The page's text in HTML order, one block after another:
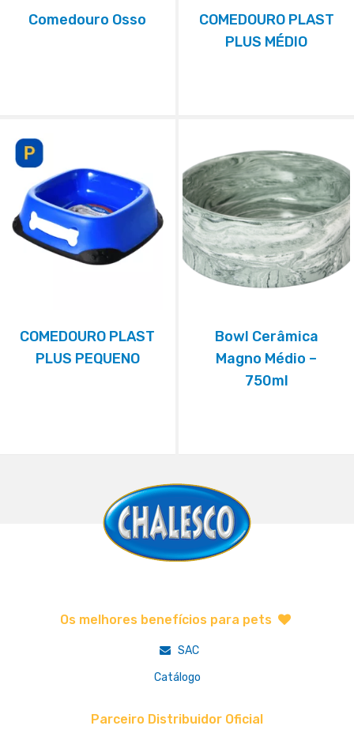
Comedouro Osso
COMEDOURO PLAST
PLUS MÉDIO
COMEDOURO PLAST
PLUS PEQUENO
Bowl Cerâmica
Magno Médio –
750ml
Os melhores benefícios para pets
SAC
Catálogo
Parceiro Distribuidor Oficial